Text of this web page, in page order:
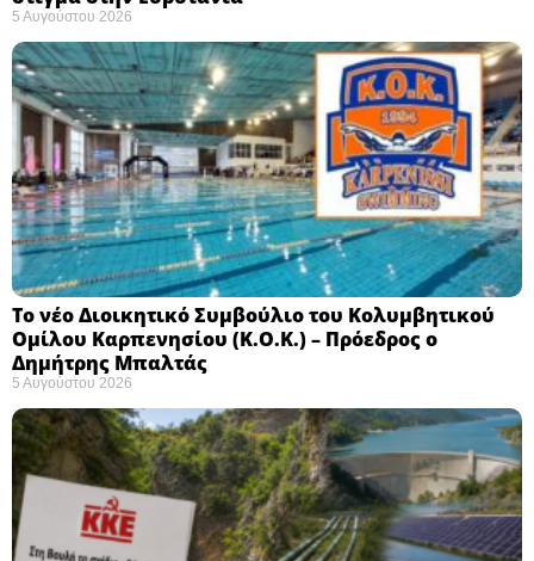
5 Αυγούστου 2026
Το νέο Διοικητικό Συμβούλιο του Κολυμβητικού
Ομίλου Καρπενησίου (Κ.Ο.Κ.) – Πρόεδρος ο
Δημήτρης Μπαλτάς
5 Αυγούστου 2026